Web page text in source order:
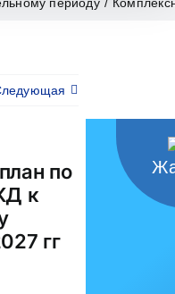
по
к
гг